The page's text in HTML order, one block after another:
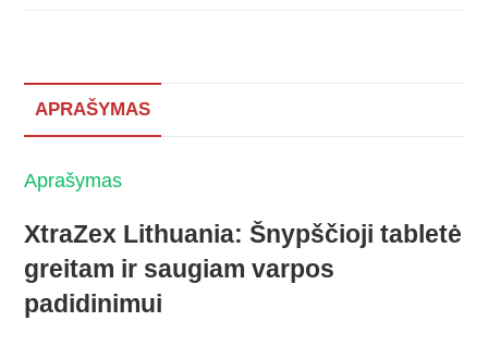
APRAŠYMAS
Aprašymas
XtraZex Lithuania: Šnypščioji tabletė
greitam ir saugiam varpos
padidinimui